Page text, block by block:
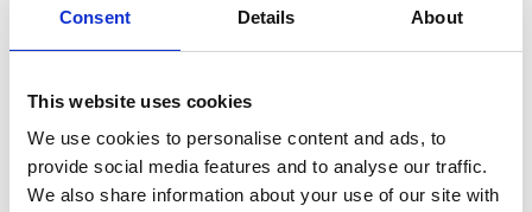
Consent Details About
This website uses cookies
We use cookies to personalise content and ads, to
provide social media features and to analyse our traffic.
We also share information about your use of our site with